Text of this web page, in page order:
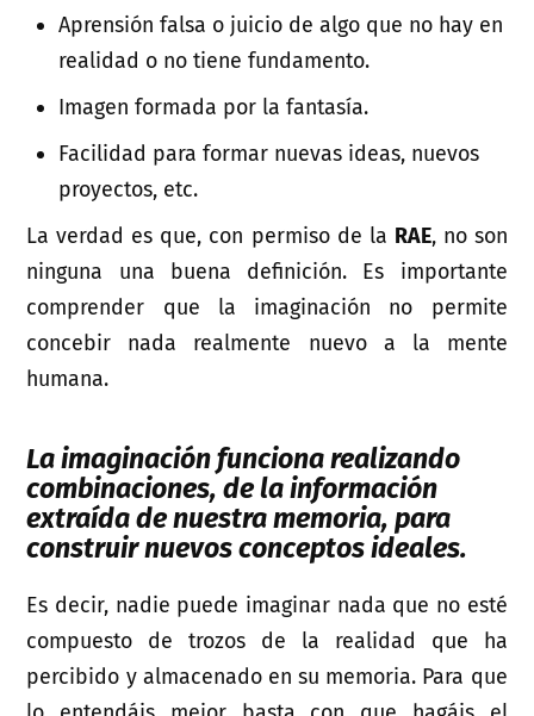
Aprensión falsa o juicio de algo que no hay en
realidad o no tiene fundamento.
Imagen formada por la fantasía.
Facilidad para formar nuevas ideas, nuevos
proyectos, etc.
La verdad es que, con permiso de la RAE, no son
ninguna una buena definición. Es importante
comprender que la imaginación no permite
concebir nada realmente nuevo a la mente
humana.
La imaginación funciona realizando
combinaciones, de la información
extraída de nuestra memoria, para
construir nuevos conceptos ideales.
Es decir, nadie puede imaginar nada que no esté
compuesto de trozos de la realidad que ha
percibido y almacenado en su memoria. Para que